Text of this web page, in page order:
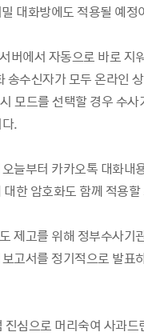
대화방에도 적용될 예정
버에서 자동으로 바로 지
수신자가 모두 온라인
모드를 선택할 경우 수사
.
늘부터 카카오톡 대화내
한 암호화도 함께 적용
제고를 위해 정부수사기
고서를 정기적으로 발표
심으로 머리숙여 사과드